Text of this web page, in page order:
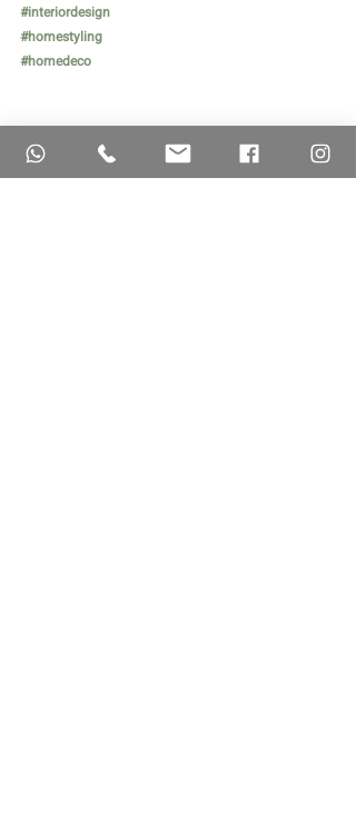
#interiordesign
#homestyling
#homedeco
#עיצובפנים
#סטיילינג